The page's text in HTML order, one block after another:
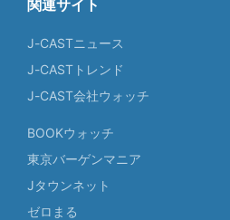
関連サイト
J-CASTニュース
J-CASTトレンド
J-CAST会社ウォッチ
BOOKウォッチ
東京バーゲンマニア
Jタウンネット
ゼロまる